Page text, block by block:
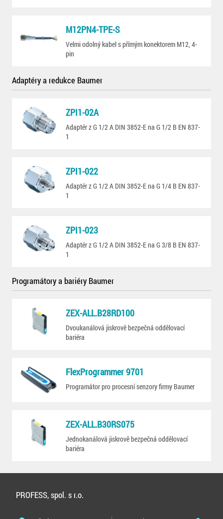
M12PN4-TPE-S
Velmi odolný kabel s přímým konektorem M12, 4-
pin
Adaptéry a redukce Baumer
ZPI1-02A
Adaptér z G 1/2 A DIN 3852-E na G 1/2 B EN 837-
1
ZPI1-022
Adaptér z G 1/2 A DIN 3852-E na G 1/4 B EN 837-
1
ZPI1-023
Adaptér z G 1/2 A DIN 3852-E na G 3/8 B EN 837-
1
Programátory a bariéry Baumer
ZEX-ALL.B28RD100
Dvoukanálová jiskrově bezpečná oddělovací
bariéra
FlexProgrammer 9701
Programátor pro procesní senzory firmy Baumer
ZEX-ALL.B30RS075
Jednokanálová jiskrově bezpečná oddělovací
bariéra
PROFESS, spol. s r.o.